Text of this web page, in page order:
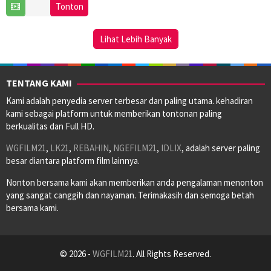
Jul
Tak
Se-
Tonton
Lihat Lebih Banyak
TENTANG KAMI
Kami adalah penyedia server terbesar dan paling utama. kehadiran
kami sebagai platform untuk memberikan tontonan paling
berkualitas dan Full HD.
WGFILM21, LK21, REBAHIN, NGEFILM21, IDLIX, adalah server paling
besar diantara platform film lainnya.
Nonton bersama kami akan memberikan anda pengalaman menonton
yang sangat canggih dan nayaman. Terimakasih dan semoga betah
bersama kami.
© 2026 - WGFILM21. All Rights Reserved.